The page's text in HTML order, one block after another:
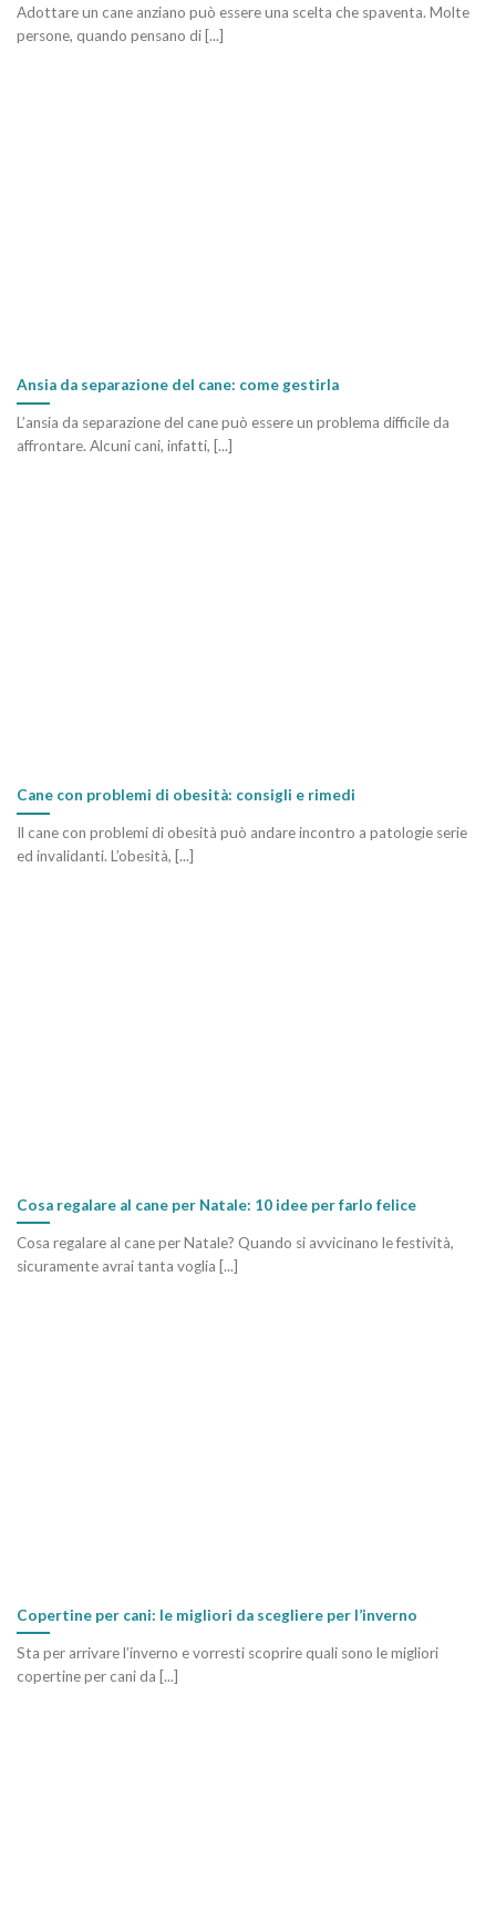
Adottare un cane anziano può essere una scelta che spaventa. Molte
persone, quando pensano di [...]
Ansia da separazione del cane: come gestirla
L’ansia da separazione del cane può essere un problema difficile da
affrontare. Alcuni cani, infatti, [...]
Cane con problemi di obesità: consigli e rimedi
Il cane con problemi di obesità può andare incontro a patologie serie
ed invalidanti. L’obesità, [...]
Cosa regalare al cane per Natale: 10 idee per farlo felice
Cosa regalare al cane per Natale? Quando si avvicinano le festività,
sicuramente avrai tanta voglia [...]
Copertine per cani: le migliori da scegliere per l’inverno
Sta per arrivare l’inverno e vorresti scoprire quali sono le migliori
copertine per cani da [...]